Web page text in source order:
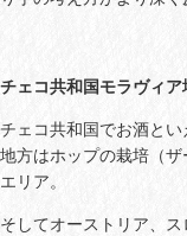
チェコ共和国モラヴィ
チェコ共和国でお酒と
地方はホップの栽培（
エリア。
そしてオーストリア、